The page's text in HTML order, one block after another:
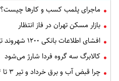
ماجرای پلمب کسب و کارها چیست؟
بازار مسکن تهران در فاز انتظار
افشای اطلاعات بانکی ۱۲۰۰ شهروند تهرانی در یک غرفه میوه و تره‌بار
کالابرگ سه گروه فردا شارژ می‌شود
چرا قبض آب و برق خرداد و تیر ۳ تا ۴ برابر شده؟